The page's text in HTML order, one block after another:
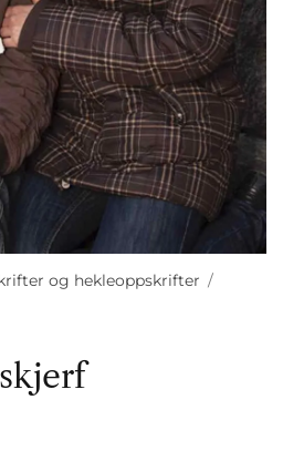
og hekleoppskrifter /